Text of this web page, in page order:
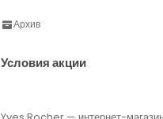
Архив
Условия акции